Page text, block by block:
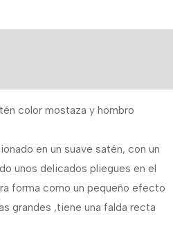
color mostaza y hombro
en un suave satén, con un
unos delicados pliegues en el
forma como un pequeño efecto
grandes ,tiene una falda recta